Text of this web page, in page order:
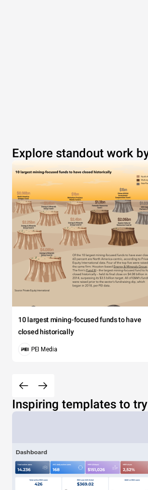
Explore standout work
10 largest mining-focused funds to have
closed historically
PEI Media
Inspiring templates to try